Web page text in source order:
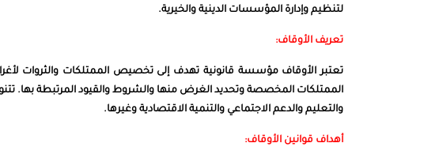
لتنظيم وإدارة المؤسسات الدينية والخيرية.
تعريف الأوقاف:
تعتبر الأوقاف مؤسسة قانونية تهدف إلى تخصيص الممتلكات والثروات
الممتلكات المخصصة وتحديد الغرض منها والشروط والقيود المرتبطة بها.
والتعليم والدعم الاجتماعي والتنمية الاقتصادية وغيرها.
أهداف قوانين الأوقاف: